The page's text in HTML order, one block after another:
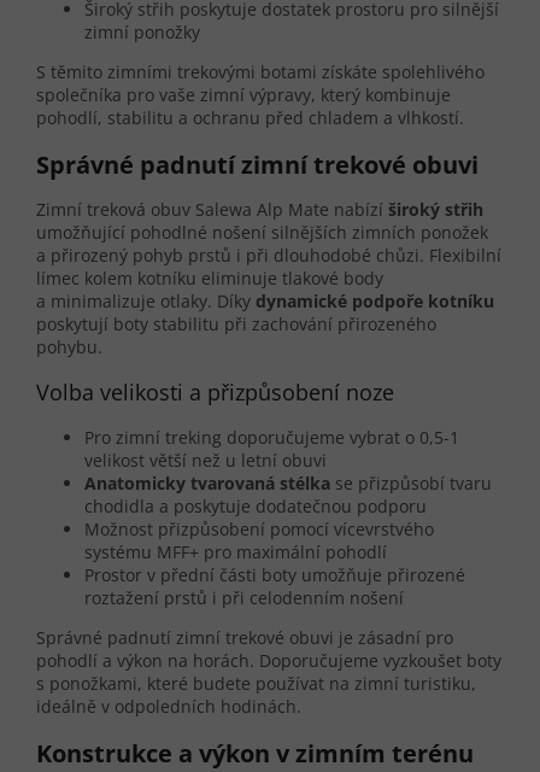
Široký střih poskytuje dostatek prostoru pro silnější
zimní ponožky
S těmito zimními trekovými botami získáte spolehlivého
společníka pro vaše zimní výpravy, který kombinuje
pohodlí, stabilitu a ochranu před chladem a vlhkostí.
Správné padnutí zimní trekové obuvi
Zimní treková obuv Salewa Alp Mate nabízí široký střih
umožňující pohodlné nošení silnějších zimních ponožek
a přirozený pohyb prstů i při dlouhodobé chůzi. Flexibilní
límec kolem kotníku eliminuje tlakové body
a minimalizuje otlaky. Díky dynamické podpoře kotníku
poskytují boty stabilitu při zachování přirozeného
pohybu.
Volba velikosti a přizpůsobení noze
Pro zimní treking doporučujeme vybrat o 0,5-1
velikost větší než u letní obuvi
Anatomicky tvarovaná stélka se přizpůsobí tvaru
chodidla a poskytuje dodatečnou podporu
Možnost přizpůsobení pomocí vícevrstvého
systému MFF+ pro maximální pohodlí
Prostor v přední části boty umožňuje přirozené
roztažení prstů i při celodenním nošení
Správné padnutí zimní trekové obuvi je zásadní pro
pohodlí a výkon na horách. Doporučujeme vyzkoušet boty
s ponožkami, které budete používat na zimní turistiku,
ideálně v odpoledních hodinách.
Konstrukce a výkon v zimním terénu